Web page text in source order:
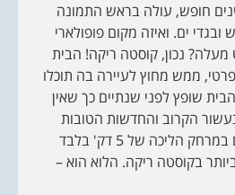
חופש, עולה בראש התמונה
ים. ואיזה מקום פופולארי
נכון, קוסטה ריקה! הבית
ממש מחוץ לעיירה בה תוכלו
שופץ לפני שנתיים כך שאין
הקרוב והחדשות הטובות
ביותר הן שהבית ממוקם במרחק הליכה של 5 דק' בלבד
בקוסטה ריקה. הלוא הוא –